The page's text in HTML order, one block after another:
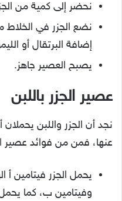
نحضر إلى كمية من
نضع الجزر في الخلاط
إضافة البرتقال أو
يصبح العصير جاهز.
عصير الجزر باللبن
نجد أن الجزر واللبن يحملان
عنها، فمن من فوائد عصير
يحمل الجزر فيتامين
وفيتامين ب، كما